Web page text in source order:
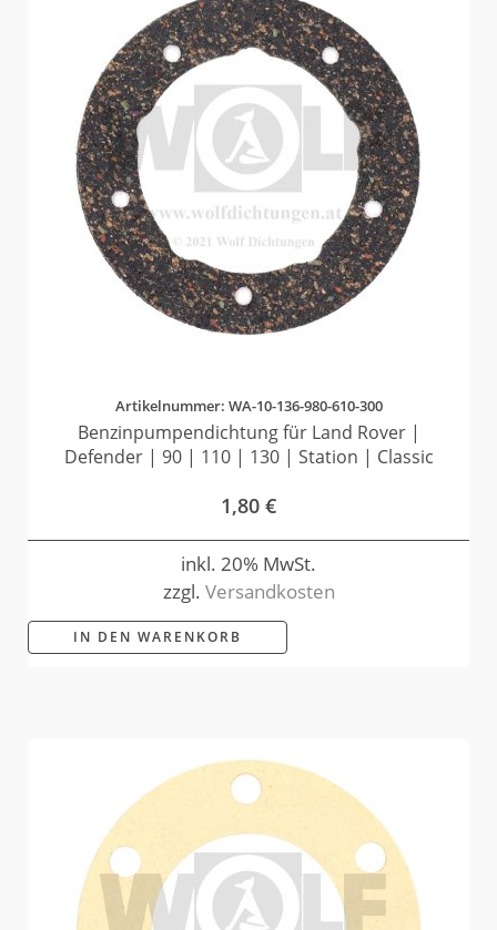
Artikelnummer: WA-10-136-980-610-300
Benzinpumpendichtung für Land Rover |
Defender | 90 | 110 | 130 | Station | Classic
1,80 €
inkl. 20% MwSt.
zzgl. Versandkosten
IN DEN WARENKORB